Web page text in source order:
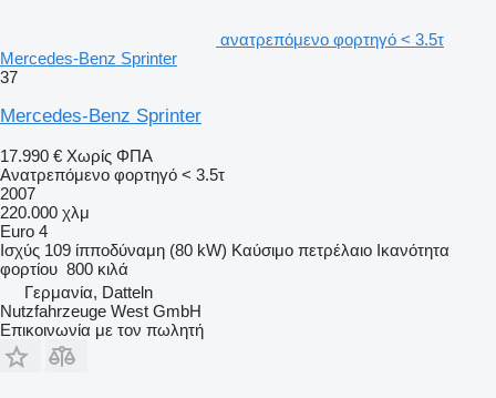
ανατρεπόμενο φορτηγό < 3.5τ
Mercedes-Benz Sprinter
37
Mercedes-Benz Sprinter
17.990 € Χωρίς ΦΠΑ
Ανατρεπόμενο φορτηγό < 3.5τ
2007
220.000 χλμ
Euro 4
Ισχύς 109 ίπποδύναμη (80 kW) Καύσιμο πετρέλαιο Ικανότητα
φορτίου 800 κιλά
Γερμανία, Datteln
Nutzfahrzeuge West GmbH
Επικοινωνία με τον πωλητή